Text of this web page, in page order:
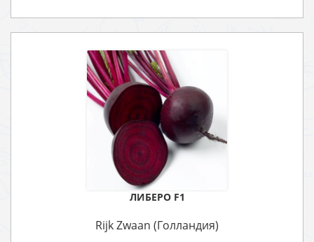
ЛИБЕРО F1
Rijk Zwaan (Голландия)